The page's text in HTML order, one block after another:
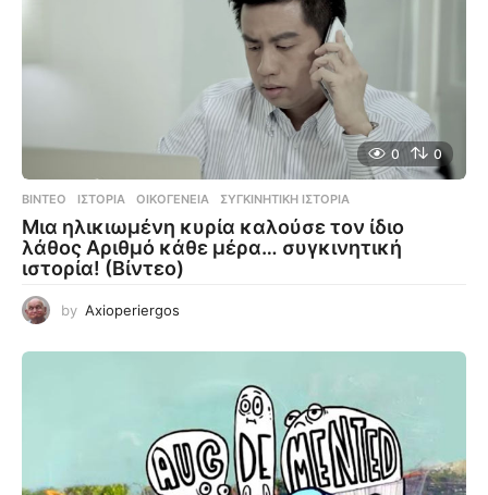
0 0
ΒΊΝΤΕΟ ΙΣΤΟΡΊΑ ,ΟΙΚΟΓΈΝΕΙΑ ,ΣΥΓΚΙΝΗΤΙΚΉ ΙΣΤΟΡΊΑ
Μια ηλικιωμένη κυρία καλούσε τον ίδιο
λάθος Αριθμό κάθε μέρα… συγκινητική
ιστορία! (Βίντεο)
by Axioperiergos